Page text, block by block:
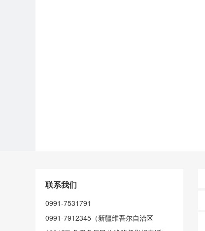
联系我们
0991-7531791
0991-7912345（新疆维吾尔自治区